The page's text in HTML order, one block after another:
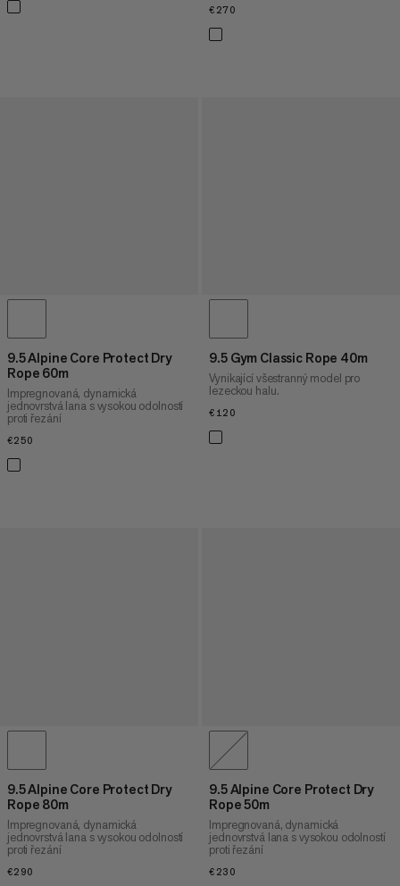
€270
9.5 Alpine Core Protect Dry
Rope 60m
Impregnovaná, dynamická
jednovrstvá lana s vysokou odolností
proti řezání
€250
9.5 Gym Classic Rope 40m
Vynikající všestranný model pro
lezeckou halu.
€120
9.5 Alpine Core Protect Dry
Rope 80m
Impregnovaná, dynamická
jednovrstvá lana s vysokou odolností
proti řezání
€290
9.5 Alpine Core Protect Dry
Rope 50m
Impregnovaná, dynamická
jednovrstvá lana s vysokou odolností
proti řezání
€230